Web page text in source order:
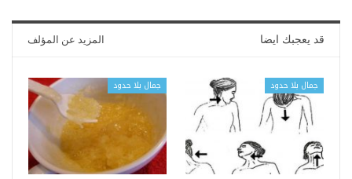
قد يعجبك ايضا المزيد عن المؤلف
جمال بلا حدود جمال بلا حدود